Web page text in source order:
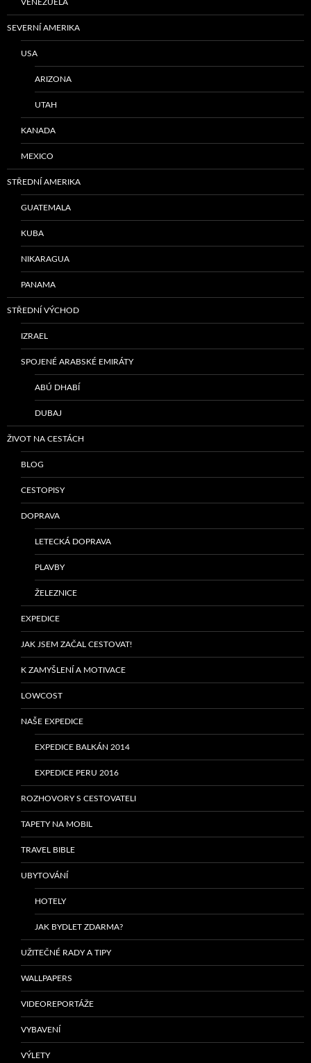
VENEZUELA
SEVERNÍ AMERIKA
USA
ARIZONA
UTAH
KANADA
MEXICO
STŘEDNÍ AMERIKA
GUATEMALA
KUBA
NIKARAGUA
PANAMA
STŘEDNÍ VÝCHOD
IZRAEL
SPOJENÉ ARABSKÉ EMIRÁTY
ABÚ DHABÍ
DUBAJ
ŽIVOT NA CESTÁCH
BLOG
CESTOPISY
DOPRAVA
LETECKÁ DOPRAVA
PLAVBY
ŽELEZNICE
EXPEDICE
JAK JSEM ZAČAL CESTOVAT!
K ZAMYŠLENÍ A MOTIVACE
LOWCOST
NAŠE EXPEDICE
EXPEDICE BALKÁN 2014
EXPEDICE PERU 2016
ROZHOVORY S CESTOVATELI
TAPETY NA MOBIL
TRAVEL BIBLE
UBYTOVÁNÍ
HOTELY
JAK BYDLET ZDARMA?
UŽITEČNÉ RADY A TIPY
WALLPAPERS
VIDEOREPORTÁŽE
VYBAVENÍ
VÝLETY